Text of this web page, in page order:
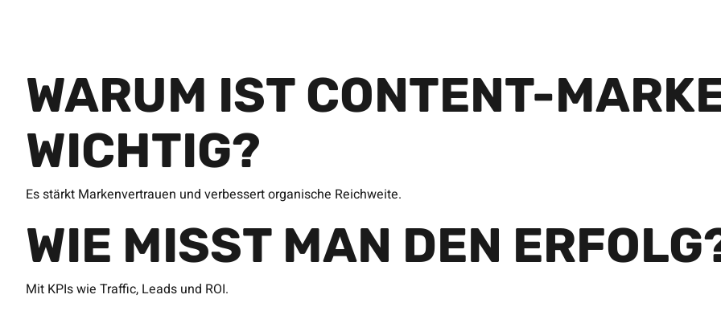
WARUM IST CONTENT-
WICHTIG?
Es stärkt Markenvertrauen und verbessert organische Reichweite.
WIE MISST MAN DEN
Mit KPIs wie Traffic, Leads und ROI.